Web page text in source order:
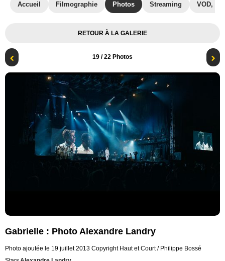
Accueil Filmographie Photos Streaming VOD,
RETOUR À LA GALERIE
19 / 22 Photos
Gabrielle : Photo Alexandre Landry
Photo ajoutée le 19 juillet 2013 Copyright Haut et Court / Philippe Bossé